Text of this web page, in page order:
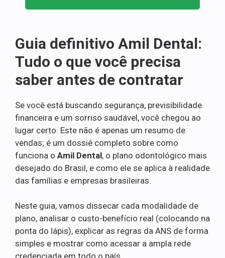
Guia definitivo Amil Dental:
Tudo o que você precisa
saber antes de contratar
Se você está buscando segurança, previsibilidade
financeira e um sorriso saudável, você chegou ao
lugar certo. Este não é apenas um resumo de
vendas; é um dossiê completo sobre como
funciona o Amil Dental, o plano odontológico mais
desejado do Brasil, e como ele se aplica à realidade
das famílias e empresas brasileiras.
Neste guia, vamos dissecar cada modalidade de
plano, analisar o custo-benefício real (colocando na
ponta do lápis), explicar as regras da ANS de forma
simples e mostrar como acessar a ampla rede